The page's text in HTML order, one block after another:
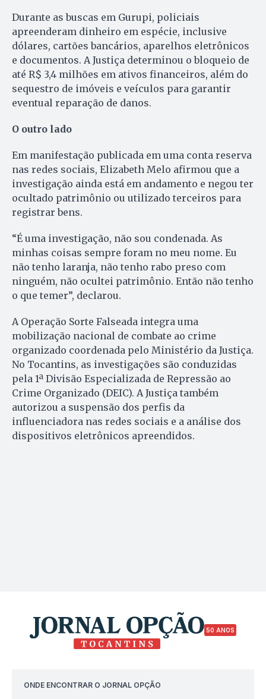
Durante as buscas em Gurupi, policiais
apreenderam dinheiro em espécie, inclusive
dólares, cartões bancários, aparelhos eletrônicos
e documentos. A Justiça determinou o bloqueio de
até R$ 3,4 milhões em ativos financeiros, além do
sequestro de imóveis e veículos para garantir
eventual reparação de danos.
O outro lado
Em manifestação publicada em uma conta reserva
nas redes sociais, Elizabeth Melo afirmou que a
investigação ainda está em andamento e negou ter
ocultado patrimônio ou utilizado terceiros para
registrar bens.
“É uma investigação, não sou condenada. As
minhas coisas sempre foram no meu nome. Eu
não tenho laranja, não tenho rabo preso com
ninguém, não ocultei patrimônio. Então não tenho
o que temer”, declarou.
A Operação Sorte Falseada integra uma
mobilização nacional de combate ao crime
organizado coordenada pelo Ministério da Justiça.
No Tocantins, as investigações são conduzidas
pela 1ª Divisão Especializada de Repressão ao
Crime Organizado (DEIC). A Justiça também
autorizou a suspensão dos perfis da
influenciadora nas redes sociais e a análise dos
dispositivos eletrônicos apreendidos.
50 ANOS
ONDE ENCONTRAR O JORNAL OPÇÃO